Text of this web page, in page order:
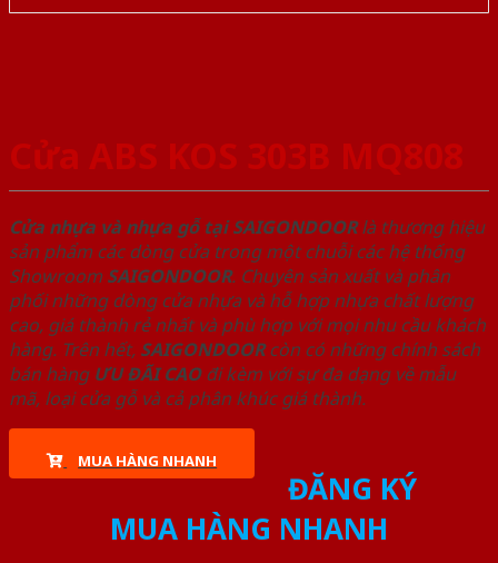
Cửa ABS KOS 303B MQ808
Cửa nhựa và nhựa gỗ tại SAIGONDOORlà thương hiệu
sản phẩm các dòng cửa trong một chuỗi các hệ thống
Showroom SAIGONDOOR. Chuyên sản xuất và phân
phối những dòng cửa nhựa và hỗ hợp nhựa chất lượng
cao, giá thành rẻ nhất và phù hợp với mọi nhu cầu khách
hàng. Trên hết, SAIGONDOORcòn có những chính sách
bán hàng ƯU ĐÃI CAOđi kèm với sự đa dạng về mẫu
mã, loại cửa gỗ và cả phân khúc giá thành.
MUA HÀNG NHANH
ĐĂNG KÝ
MUA HÀNG NHANH